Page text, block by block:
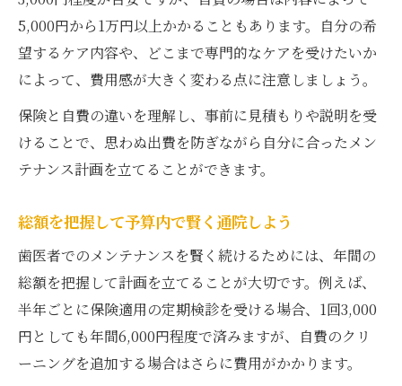
5,000円から1万円以上かかることもあります。自分の希
望するケア内容や、どこまで専門的なケアを受けたいか
によって、費用感が大きく変わる点に注意しましょう。
保険と自費の違いを理解し、事前に見積もりや説明を受
けることで、思わぬ出費を防ぎながら自分に合ったメン
テナンス計画を立てることができます。
総額を把握して予算内で賢く通院しよう
歯医者でのメンテナンスを賢く続けるためには、年間の
総額を把握して計画を立てることが大切です。例えば、
半年ごとに保険適用の定期検診を受ける場合、1回3,000
円としても年間6,000円程度で済みますが、自費のクリ
ーニングを追加する場合はさらに費用がかかります。